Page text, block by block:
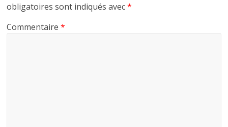
obligatoires sont indiqués avec*
Commentaire*